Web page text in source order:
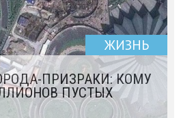
ЖИЗНЬ
ПРИЗРАКИ: КОМУ
ПУСТЫХ